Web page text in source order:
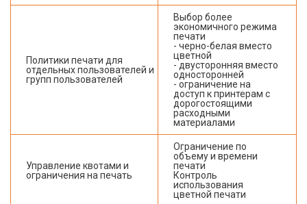
Политики печати для
отдельных пользователей и
групп пользователей
Выбор более
экономичного режима
печати
- черно-белая вместо
цветной
- двусторонняя вместо
односторонней
- ограничение на
доступ к принтерам с
дорогостоящими
расходными
материалами
Управление квотами и
ограничения на печать
Ограничение по
объему и времени
печати
Контроль
использования
цветной печати